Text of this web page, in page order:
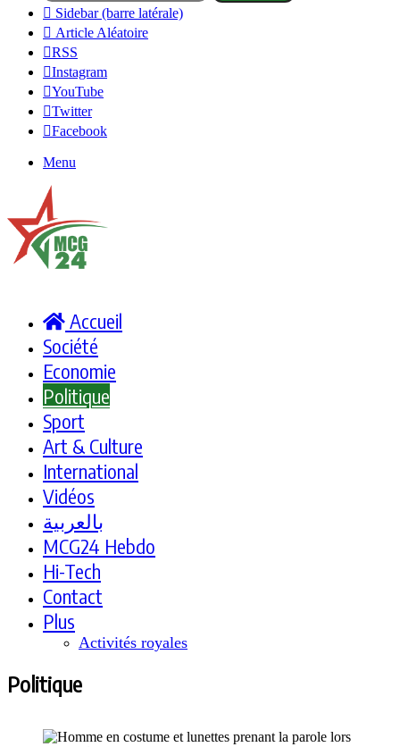
Sidebar (barre latérale)
Article Aléatoire
RSS
Instagram
YouTube
Twitter
Facebook
Menu
Accueil
Société
Economie
Politique
Sport
Art & Culture
International
Vidéos
بالعربية
MCG24 Hebdo
Hi-Tech
Contact
Plus
Activités royales
Politique